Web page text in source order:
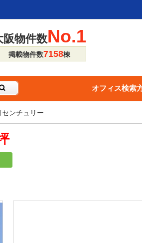
阪物件数No.1
掲載物件数7158棟
オフィス検索
ンチュリー